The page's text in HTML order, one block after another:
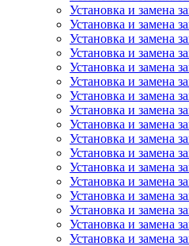
Установка и замена
Установка и замена
Установка и замена
Установка и замена
Установка и замена
Установка и замена
Установка и замена
Установка и замена
Установка и замена
Установка и замена
Установка и замена
Установка и замена
Установка и замена
Установка и замена
Установка и замена
Установка и замена
Установка и замена